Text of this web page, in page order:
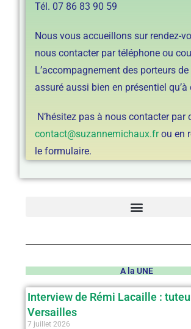
Tél. 07 86 83 90 59
Nous vous accueillons sur rendez-
nous contacter par téléphone ou
L’accompagnement des porteurs
assuré aussi bien en présentiel qu’à
N’hésitez pas à nous contacter par
contact@suzannemichaux.frou en
le formulaire.
A la UNE
Interview de Rémi Lacaille :
Versailles
7 juillet 2026